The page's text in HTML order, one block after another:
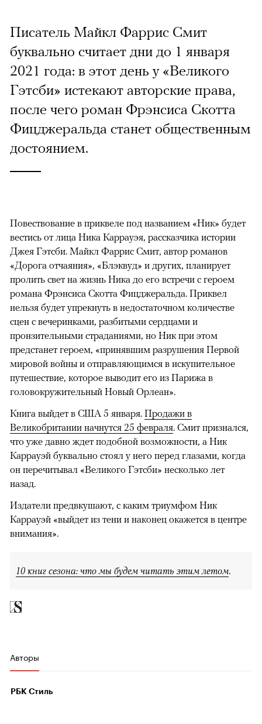
Писатель Майкл Фаррис Смит
буквально считает дни до 1 января
2021 года: в этот день у «Великого
Гэтсби» истекают авторские права,
после чего роман Фрэнсиса Скотта
Фицджеральда станет общественным
достоянием.
Повествование в приквеле под названием «Ник» будет
вестись от лица Ника Каррауэя, рассказчика истории
Джея Гэтсби. Майкл Фаррис Смит, автор романов
«Дорога отчаяния», «Блэквуд» и других, планирует
пролить свет на жизнь Ника до его встречи с героем
романа Фрэнсиса Скотта Фицджеральда. Приквел
нельзя будет упрекнуть в недостаточном количестве
сцен с вечеринками, разбитыми сердцами и
пронзительными страданиями, но Ник при этом
предстанет героем, «принявшим разрушения Первой
мировой войны и отправляющимся в искупительное
путешествие, которое выводит его из Парижа в
головокружительный Новый Орлеан».
Книга выйдет в США 5 января. Продажи в
Великобритании начнутся 25 февраля. Смит признался,
что уже давно ждет подобной возможности, а Ник
Каррауэй буквально стоял у него перед глазами, когда
он перечитывал «Великого Гэтсби» несколько лет
назад.
Издатели предвкушают, с каким триумфом Ник
Каррауэй «выйдет из тени и наконец окажется в центре
внимания».
10 книг сезона: что мы будем читать этим летом.
Авторы
РБК Стиль